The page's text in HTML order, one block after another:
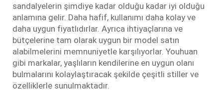
sandalyelerin şimdiye kadar olduğu kadar iyi olduğu
anlamına gelir. Daha hafif, kullanımı daha kolay ve
daha uygun fiyatlıdırlar. Ayrıca ihtiyaçlarına ve
bütçelerine tam olarak uygun bir model satın
alabilmelerini memnuniyetle karşılıyorlar. Youhuan
gibi markalar, yaşlıların kendilerine en uygun olanı
bulmalarını kolaylaştıracak şekilde çeşitli stiller ve
özelliklerle sunulmaktadır.